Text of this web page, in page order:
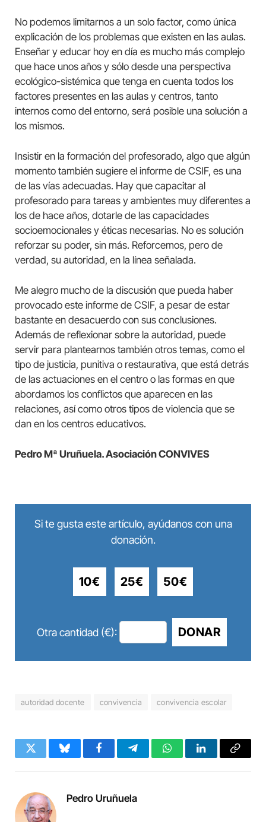
No podemos limitarnos a un solo factor, como única
explicación de los problemas que existen en las aulas.
Enseñar y educar hoy en día es mucho más complejo
que hace unos años y sólo desde una perspectiva
ecológico-sistémica que tenga en cuenta todos los
factores presentes en las aulas y centros, tanto
internos como del entorno, será posible una solución a
los mismos.
Insistir en la formación del profesorado, algo que algún
momento también sugiere el informe de CSIF, es una
de las vías adecuadas. Hay que capacitar al
profesorado para tareas y ambientes muy diferentes a
los de hace años, dotarle de las capacidades
socioemocionales y éticas necesarias. No es solución
reforzar su poder, sin más. Reforcemos, pero de
verdad, su autoridad, en la línea señalada.
Me alegro mucho de la discusión que pueda haber
provocado este informe de CSIF, a pesar de estar
bastante en desacuerdo con sus conclusiones.
Además de reflexionar sobre la autoridad, puede
servir para plantearnos también otros temas, como el
tipo de justicia, punitiva o restaurativa, que está detrás
de las actuaciones en el centro o las formas en que
abordamos los conflictos que aparecen en las
relaciones, así como otros tipos de violencia que se
dan en los centros educativos.
Pedro Mª Uruñuela. Asociación CONVIVES
Si te gusta este artículo, ayúdanos con una
donación.
10€ 25€ 50€
Otra cantidad (€): DONAR
autoridad docente convivencia convivencia escolar
Twitter BlueskyFacebookTelegramWhatsAppLinkedInCopy
Pedro Uruñuela